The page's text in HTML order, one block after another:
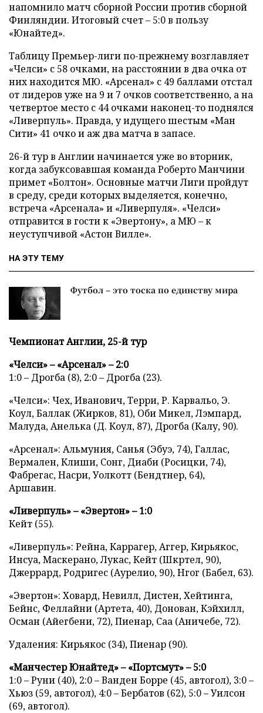
напомнило матч сборной России против сборной
Финляндии. Итоговый счет – 5:0 в пользу
«Юнайтед».
Таблицу Премьер-лиги по-прежнему возглавляет
«Челси» с 58 очками, на расстоянии в два очка от
них находится МЮ. «Арсенал» с 49 баллами отстал
от лидеров уже на 9 и 7 очков соответственно, а на
четвертое место с 44 очками наконец-то поднялся
«Ливерпуль». Правда, у идущего шестым «Ман
Сити» 41 очко и аж два матча в запасе.
26-й тур в Англии начинается уже во вторник,
когда забуксовавшая команда Роберто Манчини
примет «Болтон». Основные матчи Лиги пройдут
в среду, среди которых выделяется, конечно,
встреча «Арсенала» и «Ливерпуля». «Челси»
отправится в гости к «Эвертону», а МЮ – к
неуступчивой «Астон Вилле».
НА ЭТУ ТЕМУ
Футбол – это тоска по единству мира
Чемпионат Англии, 25-й тур
«Челси» – «Арсенал» – 2:0
1:0 – Дрогба (8), 2:0 – Дрогба (23).
«Челси»: Чех, Иванович, Терри, Р. Карвальo, Э.
Коул, Баллак (Жирков, 81), Оби Микел, Лэмпард,
Малуда, Анелька (Д. Коул, 87), Дрогба (Калу, 90).
«Арсенал»: Альмуния, Санья (Эбуэ, 74), Галлас,
Вермален, Клиши, Сонг, Диаби (Росицки, 74),
Фабрегас, Насри, Уолкотт (Бендтнер, 64),
Аршавин.
«Ливерпуль» – «Эвертон» – 1:0
Кейт (55).
«Ливерпуль»: Рейна, Каррагер, Аггер, Кирьякос,
Инсуа, Маскерано, Лукас, Кейт (Шкртел, 90),
Джеррард, Родригес (Аурелио, 90), Нгог (Бабел, 63).
«Эвертон»: Ховард, Невилл, Дистен, Хейтинга,
Бейнс, Феллайни (Артета, 40), Донован, Кэйхилл,
Осман (Айегбени, 72), Пиенар, Саа (Аничебе, 72).
Удаления: Кирьякос (34), Пиенар (90).
«Манчестер Юнайтед» – «Портсмут» – 5:0
1:0 – Руни (40), 2:0 – Ванден Борре (45, автогол), 3:0 –
Хьюз (59, автогол), 4:0 – Бербатов (62), 5:0 – Уилсон
(69, автогол).